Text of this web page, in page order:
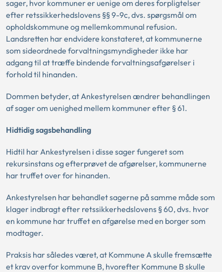
sager, hvor kommuner er uenige om deres forpligtelser
efter retssikkerhedslovens §§ 9-9c, dvs. spørgsmål om
opholdskommune og mellemkommunal refusion.
Landsretten har endvidere konstateret, at kommunerne
som sideordnede forvaltningsmyndigheder ikke har
adgang til at træffe bindende forvaltningsafgørelser i
forhold til hinanden.
Dommen betyder, at Ankestyrelsen ændrer behandlingen
af sager om uenighed mellem kommuner efter § 61.
Hidtidig sagsbehandling
Hidtil har Ankestyrelsen i disse sager fungeret som
rekursinstans og efterprøvet de afgørelser, kommunerne
har truffet over for hinanden.
Ankestyrelsen har behandlet sagerne på samme måde som
klager indbragt efter retssikkerhedslovens § 60, dvs. hvor
en kommune har truffet en afgørelse med en borger som
modtager.
Praksis har således været, at Kommune A skulle fremsætte
et krav overfor kommune B, hvorefter Kommune B skulle